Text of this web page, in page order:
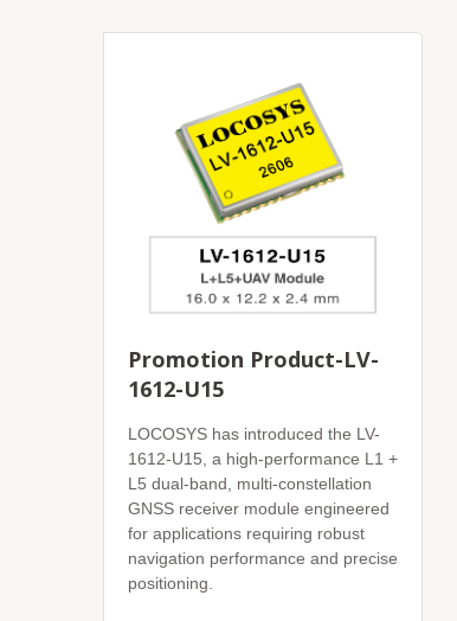
Promotion Product-LV-
1612-U15
LOCOSYS has introduced the LV-
1612-U15, a high-performance L1 +
L5 dual-band, multi-constellation
GNSS receiver module engineered
for applications requiring robust
navigation performance and precise
positioning.